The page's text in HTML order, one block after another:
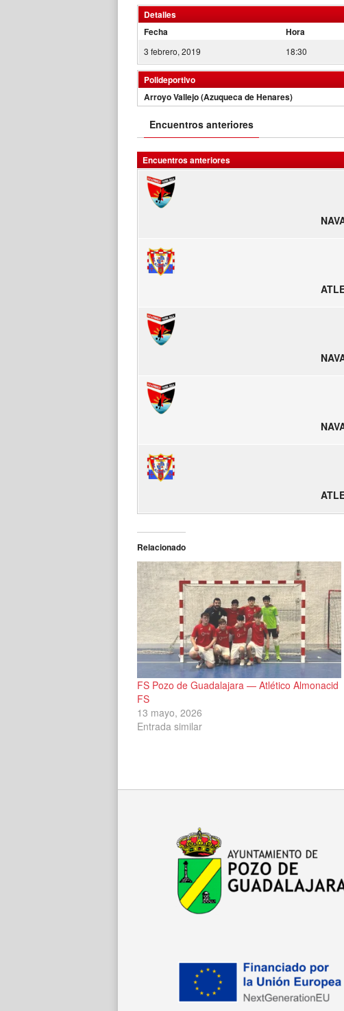
Detalles
Fecha
Hora
3 febrero, 2019 18:30
Polideportivo
Arroyo Vallejo (Azuqueca de Henares)
Encuentros anteriores
Encuentros anteriores
Relacionado
FS Pozo de Guadalajara — Atlético Almonacid
FS
13 mayo, 2026
Entrada similar